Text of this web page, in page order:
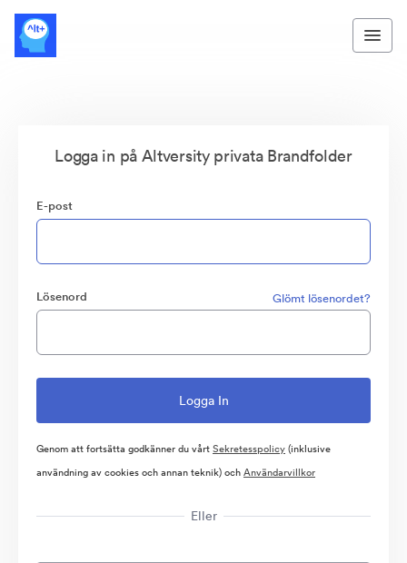
Logga in på Altversity privata Brandfolder
E-post
Lösenord Glömt lösenordet?
Genom att fortsätta godkänner du vårtSekretesspolicy(inklusive
användning av cookies och annan teknik) ochAnvändarvillkor
Eller